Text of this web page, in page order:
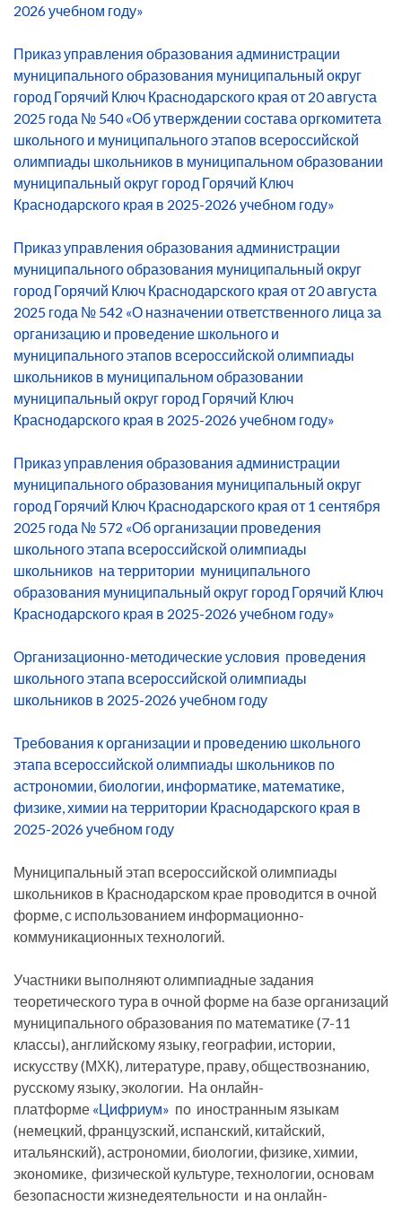
2026 учебном году»
Приказ управления образования администрации
муниципального образования муниципальный округ
город Горячий Ключ Краснодарского края от 20 августа
2025 года № 540 «Об утверждении состава оргкомитета
школьного и муниципального этапов всероссийской
олимпиады школьников в муниципальном образовании
муниципальный округ город Горячий Ключ
Краснодарского края в 2025-2026 учебном году»
Приказ управления образования администрации
муниципального образования муниципальный округ
город Горячий Ключ Краснодарского края от 20 августа
2025 года № 542 «О назначении ответственного лица за
организацию и проведение школьного и
муниципального этапов всероссийской олимпиады
школьников в муниципальном образовании
муниципальный округ город Горячий Ключ
Краснодарского края в 2025-2026 учебном году»
Приказ управления образования администрации
муниципального образования муниципальный округ
город Горячий Ключ Краснодарского края от 1 сентября
2025 года № 572 «Об организации проведения
школьного этапа всероссийской олимпиады
школьников на территории муниципального
образования муниципальный округ город Горячий Ключ
Краснодарского края в 2025-2026 учебном году»
Организационно-методические условия проведения
школьного этапа всероссийской олимпиады
школьников в 2025-2026 учебном году
Требования к организации и проведению школьного
этапа всероссийской олимпиады школьников по
астрономии, биологии, информатике, математике,
физике, химии на территории Краснодарского края в
2025-2026 учебном году
Муниципальный этап всероссийской олимпиады
школьников в Краснодарском крае проводится в очной
форме, с использованием информационно-
коммуникационных технологий.
Участники выполняют олимпиадные задания
теоретического тура в очной форме на базе организаций
муниципального образования по математике (7-11
классы), английскому языку, географии, истории,
искусству (МХК), литературе, праву, обществознанию,
русскому языку, экологии. На онлайн-
платформе «Цифриум» по иностранным языкам
(немецкий, французский, испанский, китайский,
итальянский), астрономии, биологии, физике, химии,
экономике, физической культуре, технологии, основам
безопасности жизнедеятельности и на онлайн-